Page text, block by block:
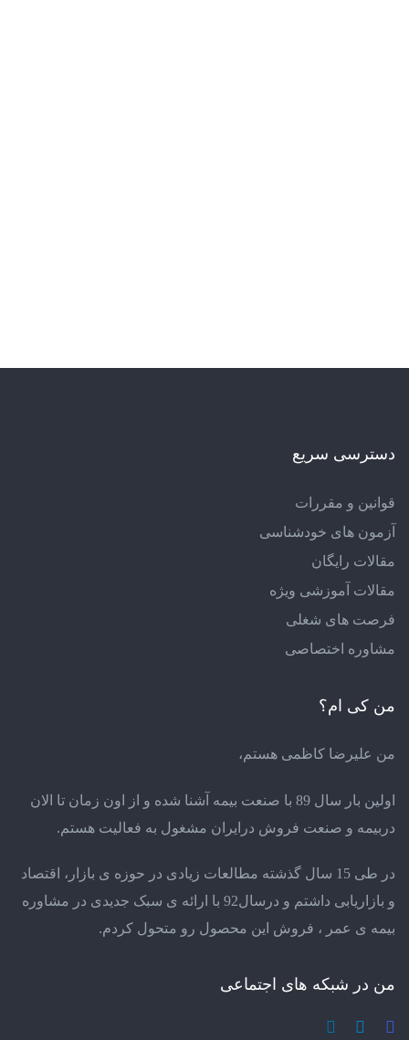
دسترسی سریع
قوانین و مقررات
آزمون های خودشناسی
مقالات رایگان
مقالات آموزشی ویژه
فرصت های شغلی
مشاوره اختصاصی
من کی ام؟
من علیرضا کاظمی هستم،
اولین بار سال 89 با صنعت بیمه آشنا شده و از اون زمان تا الان
دربیمه و صنعت فروش درایران مشغول به فعالیت هستم.
در طی 15 سال گذشته مطالعات زیادی در حوزه ی بازار، اقتصاد
و بازاریابی داشتم و درسال92 با ارائه ی سبک جدیدی در مشاوره
بیمه ی عمر ، فروش این محصول رو متحول کردم.
من در شبکه های اجتماعی